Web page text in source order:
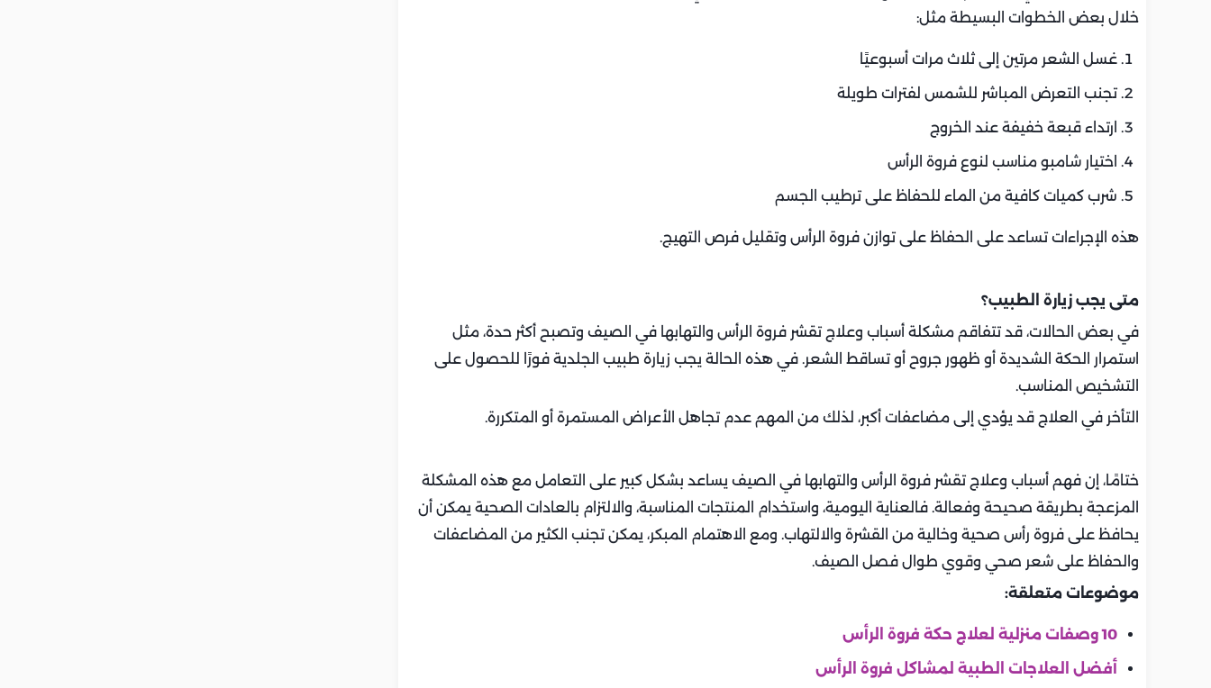
خلال بعض الخطوات البسيطة مثل:
غسل الشعر مرتين إلى ثلاث مرات أسبوعيًا
تجنب التعرض المباشر للشمس لفترات طويلة
ارتداء قبعة خفيفة عند الخروج
اختيار شامبو مناسب لنوع فروة الرأس
شرب كميات كافية من الماء للحفاظ على ترطيب الجسم
هذه الإجراءات تساعد على الحفاظ على توازن فروة الرأس وتقليل فرص التهيج.
متى يجب زيارة الطبيب؟
في بعض الحالات، قد تتفاقم مشكلة أسباب وعلاج تقشر فروة الرأس والتهابها في الصيف وتصبح أكثر حدة، مثل
استمرار الحكة الشديدة أو ظهور جروح أو تساقط الشعر. في هذه الحالة يجب زيارة طبيب الجلدية فورًا للحصول على
التشخيص المناسب.
التأخر في العلاج قد يؤدي إلى مضاعفات أكبر، لذلك من المهم عدم تجاهل الأعراض المستمرة أو المتكررة.
ختامًا، إن فهم أسباب وعلاج تقشر فروة الرأس والتهابها في الصيف يساعد بشكل كبير على التعامل مع هذه المشكلة
المزعجة بطريقة صحيحة وفعالة. فالعناية اليومية، واستخدام المنتجات المناسبة، والالتزام بالعادات الصحية يمكن أن
يحافظ على فروة رأس صحية وخالية من القشرة والالتهاب. ومع الاهتمام المبكر، يمكن تجنب الكثير من المضاعفات
والحفاظ على شعر صحي وقوي طوال فصل الصيف.
موضوعات متعلقة:
10 وصفات منزلية لعلاج حكة فروة الرأس
أفضل العلاجات الطبية لمشاكل فروة الرأس